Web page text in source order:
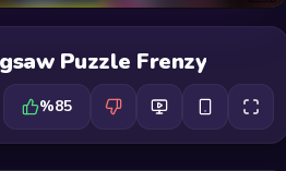
Puzzle Frenzy
%85